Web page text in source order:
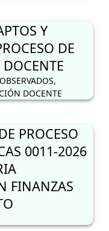
Y
DE
DOCENTE
PROCESO
0011-2026
FINANZAS